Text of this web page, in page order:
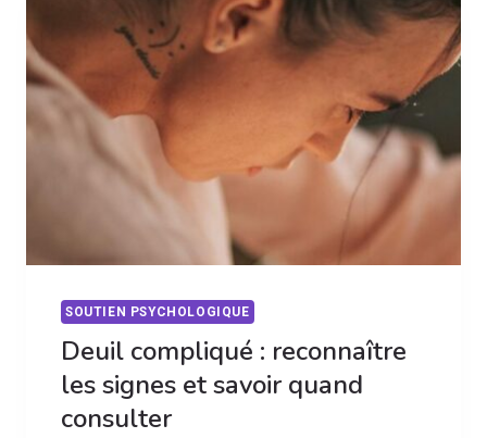
SOUTIEN PSYCHOLOGIQUE
Deuil compliqué : reconnaître
les signes et savoir quand
consulter